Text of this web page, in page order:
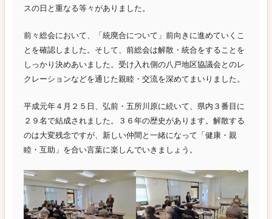
スの日と重なる等々がありました。
前々総会において、「統廃合について」前向きに進めていくこ
とを確認しました。そして、前総会は解散・統合をすることを
しっかり決めあいました。受け入れ側の八戸地区協議会とのレ
クレーションなどを通じた親睦・交流を深めてまいりました。
平成元年４月２５日、弘前・五所川原に続いて、県内３番目に
２９名で結成されました。３６年の歴史があります。解散する
のは大変残念ですが、新しい仲間と一緒になって「健康・親
睦・互助」を合い言葉に楽しんでいきましょう。